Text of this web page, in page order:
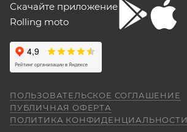
Скачайте приложение
Rolling moto
ПОЛЬЗОВАТЕЛЬСКОЕ СОГЛАШЕНИЕ
ПУБЛИЧНАЯ ОФЕРТА
ПОЛИТИКА КОНФИДЕНЦИАЛЬНОСТИ